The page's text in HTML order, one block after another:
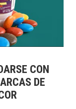
CON
DE